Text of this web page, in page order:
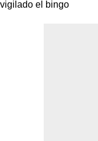
vigilado el bingo